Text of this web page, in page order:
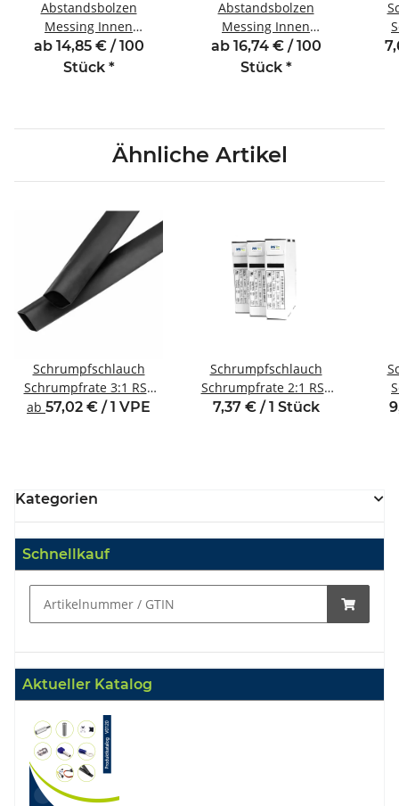
Abstandsbolzen
Messing Innen
/Außengewinde 10 mm
M3 SW5,5 AG 6
ab 14,85 € / 100
Stück *
Abstandsbolzen
Messing Innen
/Außengewinde 11 mm
M3 SW5,5 AG 6
ab 16,74 € / 100
Stück *
Ähnliche Artikel
Schrumpfschlauch
Schrumpfrate 3:1 RS3
Serie Rollen
ab 57,02 € / 1 VPE
Schrumpfschlauch
Schrumpfrate 2:1 RS2
Serie Box
7,37 € / 1 Stück
Kategorien
Schnellkauf
Aktueller Katalog